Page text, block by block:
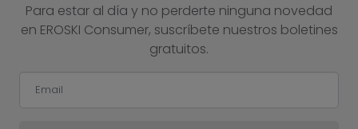
Para estar al día y no perderte ninguna novedad
en EROSKI Consumer, suscríbete nuestros boletines
gratuitos.